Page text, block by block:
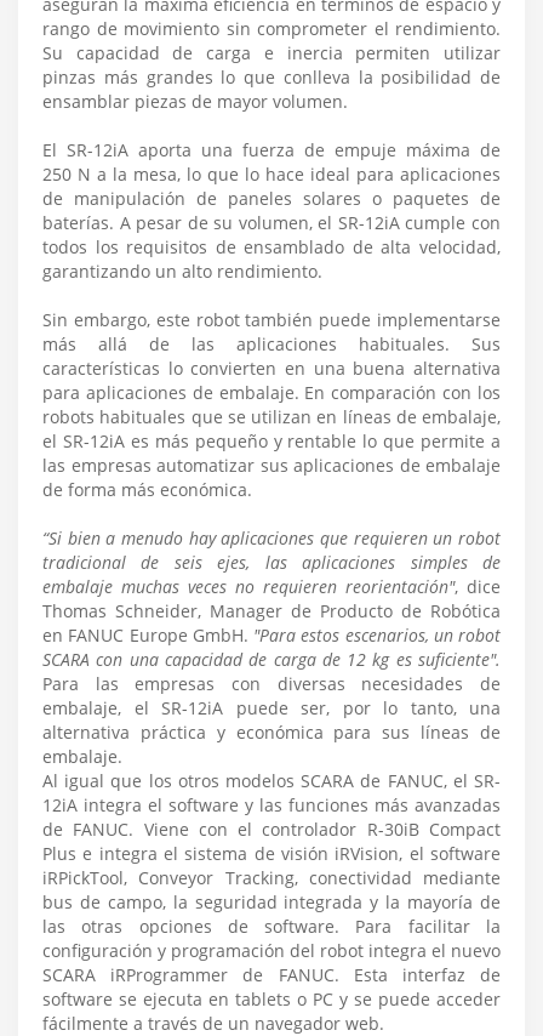
rango de movimiento sin comprometer el rendimiento.
Su capacidad de carga e inercia permiten utilizar
pinzas más grandes lo que conlleva la posibilidad de
ensamblar piezas de mayor volumen.
El SR-12iA aporta una fuerza de empuje máxima de
250 N a la mesa, lo que lo hace ideal para aplicaciones
de manipulación de paneles solares o paquetes de
baterías. A pesar de su volumen, el SR-12iA cumple con
todos los requisitos de ensamblado de alta velocidad,
garantizando un alto rendimiento.
Sin embargo, este robot también puede implementarse
más allá de las aplicaciones habituales. Sus
características lo convierten en una buena alternativa
para aplicaciones de embalaje. En comparación con los
robots habituales que se utilizan en líneas de embalaje,
el SR-12iA es más pequeño y rentable lo que permite a
las empresas automatizar sus aplicaciones de embalaje
de forma más económica.
“Si bien a menudo hay aplicaciones que requieren un robot
tradicional de seis ejes, las aplicaciones simples de
embalaje muchas veces no requieren reorientación", dice
Thomas Schneider, Manager de Producto de Robótica
en FANUC Europe GmbH. "Para estos escenarios, un robot
SCARA con una capacidad de carga de 12 kg es suficiente".
Para las empresas con diversas necesidades de
embalaje, el SR-12iA puede ser, por lo tanto, una
alternativa práctica y económica para sus líneas de
embalaje.
Al igual que los otros modelos SCARA de FANUC, el SR-
12iA integra el software y las funciones más avanzadas
de FANUC. Viene con el controlador R-30iB Compact
Plus e integra el sistema de visión iRVision, el software
iRPickTool, Conveyor Tracking, conectividad mediante
bus de campo, la seguridad integrada y la mayoría de
las otras opciones de software. Para facilitar la
configuración y programación del robot integra el nuevo
SCARA iRProgrammer de FANUC. Esta interfaz de
software se ejecuta en tablets o PC y se puede acceder
fácilmente a través de un navegador web.